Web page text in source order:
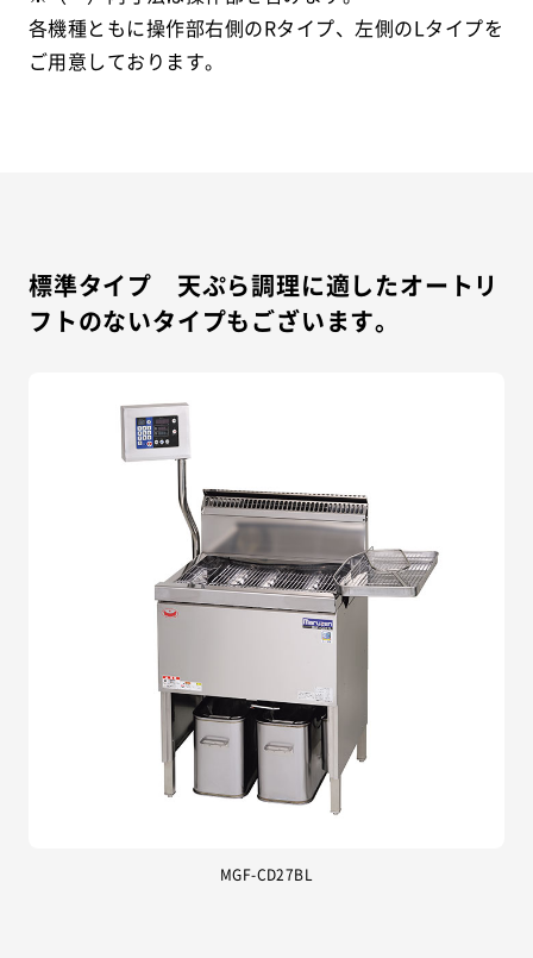
各機種ともに操作部右側のRタイプ、左側のLタイプを
ご用意しております。
標準タイプ 天ぷら調理に適したオートリ
フトのないタイプもございます。
MGF-CD27BL